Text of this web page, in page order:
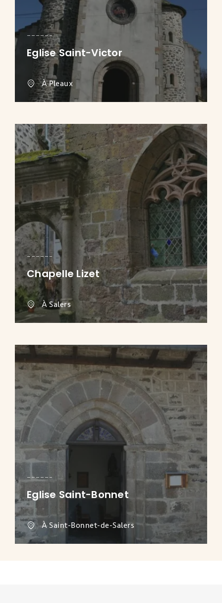
Eglise Saint-Victor
À Pleaux
Chapelle Lizet
À Salers
Eglise Saint-Bonnet
À Saint-Bonnet-de-Salers